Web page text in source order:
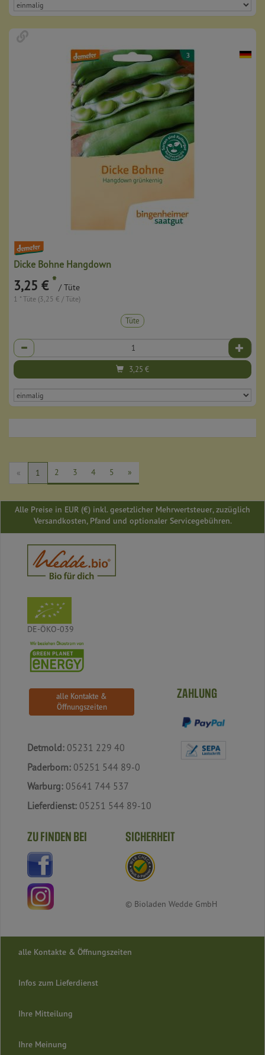
Dicke Bohne Hangdown
3,25 € * / Tüte
1 * Tüte (3,25 € / Tüte)
Tüte
Anzahl
3,25 €
« 1 2 3 4 5 »
Alle Preise in EUR (€) inkl. gesetzlicher Mehrwertsteuer, zuzüglich
Versandkosten, Pfand und optionaler Servicegebühren.
DE-ÖKO-039
alle Kontakte &
Öffnungszeiten
Detmold: 05231 229 40
Paderborn: 05251 544 89-0
Warburg: 05641 744 537
Lieferdienst: 05251 544 89-10
ZAHLUNG
ZU FINDEN BEI SICHERHEIT
© Bioladen Wedde GmbH
alle Kontakte & Öffnungszeiten
Infos zum Lieferdienst
Ihre Mitteilung
Ihre Meinung